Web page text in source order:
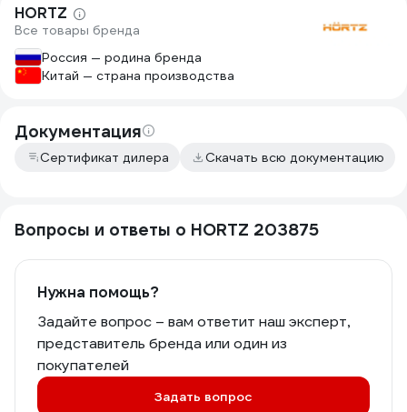
HORTZ
Все товары бренда
Россия — родина бренда
Китай — страна производства
Документация
Сертификат дилера Скачать всю документацию
Вопросы и ответы о HORTZ 203875
Нужна помощь?
Задайте вопрос – вам ответит наш эксперт,
представитель бренда или один из
покупателей
Задать вопрос